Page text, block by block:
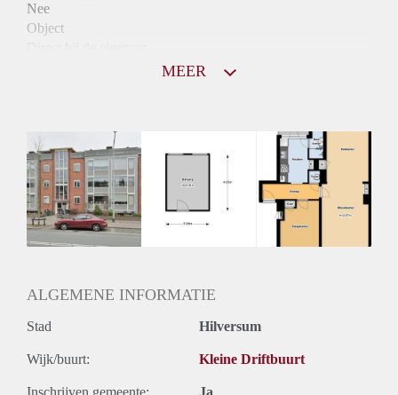
Nee
Object
Huurtoeslag
Niet mogelijk
Inkomen eis
3,1 X Maandhuur Bruto
Huurtermijn
Onbepaalde termijn
MEER
ALGEMENE INFORMATIE
Stad Hilversum
Wijk/buurt: Kleine Driftbuurt